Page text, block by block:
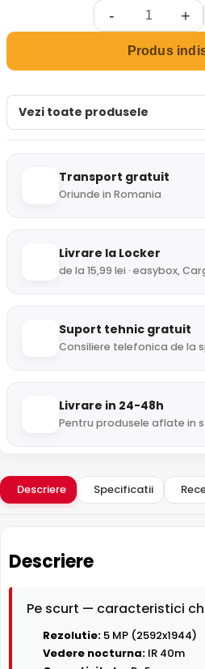
- +
Produs
Vezi toate produsele
Transport gratuit
Oriunde in Romania
Livrare la Locker
de la 15,99 lei · easybox,
Suport tehnic gratuit
Consiliere telefonica de la
Livrare in 24-48h
Pentru produsele aflate in
Descriere Specificatii
Descriere
Pe scurt — caracteristici
Rezolutie: 5 MP (2592x1944)
Vedere nocturna: IR 40m